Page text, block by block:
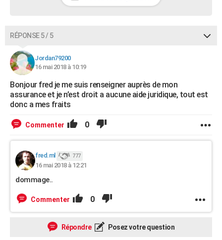
RÉPONSE 5 / 5
Jordan79200
16 mai 2018 à 10:19
Bonjour fred je me suis renseigner auprès de mon
assurance et je n’est droit a aucune aide juridique, tout est
donc a mes fraits
Commenter 0
fred.ml 777
16 mai 2018 à 12:21
dommage..
Commenter 0
Répondre Posez votre question